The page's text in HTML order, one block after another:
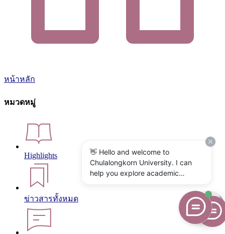
หน้าหลัก
หมวดหมู่
Highlights
ข่าวสารทั้งหมด
👋 Hello and welcome to
Chulalongkorn University. I can
help you explore academic